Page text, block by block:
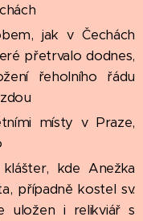
jak v Čechách
přetrvalo dodnes,
řeholního řádu
místy v Praze,
kde Anežka
případně kostel sv.
uložen i relikviář s